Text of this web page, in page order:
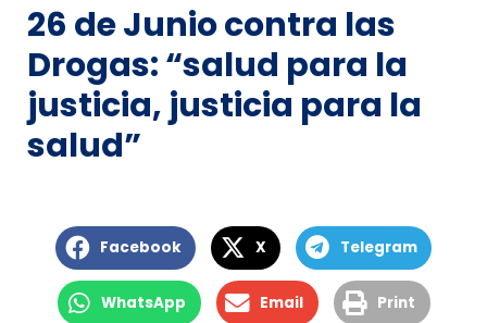
26 de Junio contra las
Drogas: “salud para la
justicia, justicia para la
salud”
Facebook X Telegram
WhatsApp Email Print